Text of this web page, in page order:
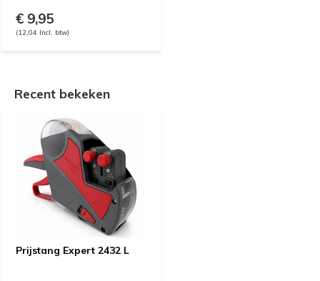
€ 9,95
(12,04 Incl. btw)
Recent bekeken
Prijstang Expert 2432 L